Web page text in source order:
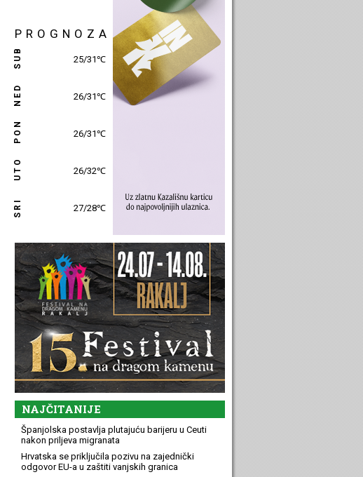
PROGNOZA
SUB 25/31℃
NED 26/31℃
PON 26/31℃
UTO 26/32℃
SRI 27/28℃
NAJČITANIJE
Španjolska postavlja plutajuću barijeru u Ceuti
nakon priljeva migranata
Hrvatska se priključila pozivu na zajednički
odgovor EU-a u zaštiti vanjskih granica